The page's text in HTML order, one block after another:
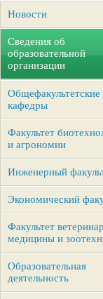
Новости
Сведения об
образовательной
организации
Общефакультетские
кафедры
Факультет
и агрономии
Инженерный
Экономический
Факультет
медицины и
Образовательная
деятельность